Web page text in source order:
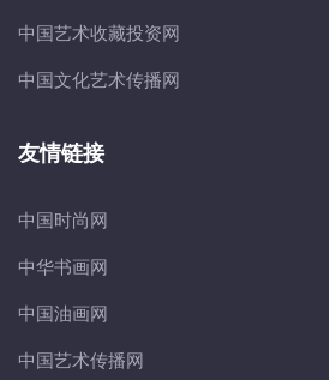
中国艺术收藏投资网
中国文化艺术传播网
友情链接
中国时尚网
中华书画网
中国油画网
中国艺术传播网